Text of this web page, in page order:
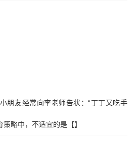
朋友经常向李老师告状：“丁丁又吃手
略中，不适宜的是【】